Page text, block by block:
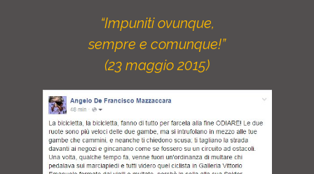
“Impuniti ovunque,
sempre e comunque!”
(23 maggio 2015)